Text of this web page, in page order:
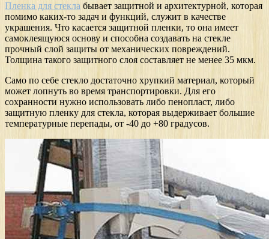
Пленка для стекла бывает защитной и архитектурной, которая
помимо каких-то задач и функций, служит в качестве
украшения. Что касается защитной пленки, то она имеет
самоклеящуюся основу и способна создавать на стекле
прочный слой защиты от механических повреждений.
Толщина такого защитного слоя составляет не менее 35 мкм.
Само по себе стекло достаточно хрупкий материал, который
может лопнуть во время транспортировки. Для его
сохранности нужно использовать либо пенопласт, либо
защитную пленку для стекла, которая выдерживает большие
температурные перепады, от -40 до +80 градусов.